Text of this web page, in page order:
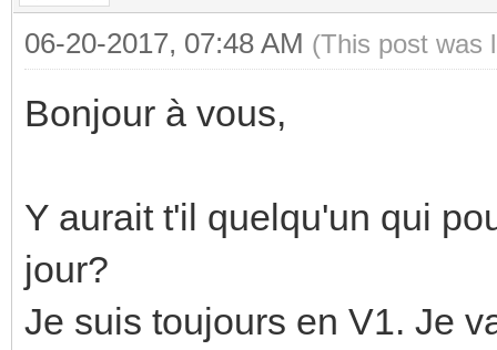
06-20-2017, 07:48 AM (This post was
Bonjour à vous,
Y aurait t'il quelqu'un qui
jour?
Je suis toujours en V1. Je